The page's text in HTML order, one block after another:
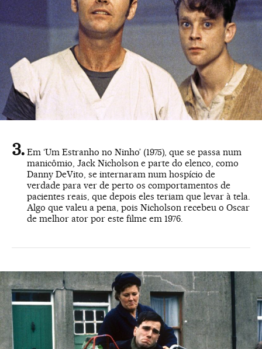
Em ‘Um Estranho no Ninho’ (1975), que se passa num
manicômio, Jack Nicholson e parte do elenco, como
Danny DeVito, se internaram num hospício de
verdade para ver de perto os comportamentos de
pacientes reais, que depois eles teriam que levar à tela.
Algo que valeu a pena, pois Nicholson recebeu o Oscar
de melhor ator por este filme em 1976.